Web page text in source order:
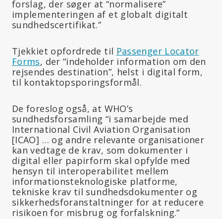
forslag, der søger at “normalisere”
implementeringen af et globalt digitalt
sundhedscertifikat.”
Tjekkiet opfordrede til Passenger Locator
Forms, der “indeholder information om den
rejsendes destination”, helst i digital form,
til kontaktopsporingsformål.
De foreslog også, at WHO’s
sundhedsforsamling “i samarbejde med
International Civil Aviation Organisation
[ICAO] … og andre relevante organisationer
kan vedtage de krav, som dokumenter i
digital eller papirform skal opfylde med
hensyn til interoperabilitet mellem
informationsteknologiske platforme,
tekniske krav til sundhedsdokumenter og
sikkerhedsforanstaltninger for at reducere
risikoen for misbrug og forfalskning.”